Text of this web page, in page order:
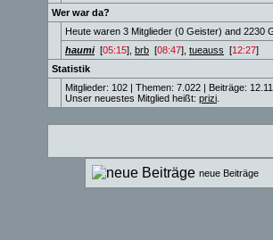
Wer war da?
Heute waren 3 Mitglieder (0 Geister) and 2230
haumi[05:15], brb [08:47], tueauss [12:27]
Statistik
Mitglieder: 102 | Themen: 7.022 | Beiträge:
Unser neuestes Mitglied heißt: prizi
neue Beiträge